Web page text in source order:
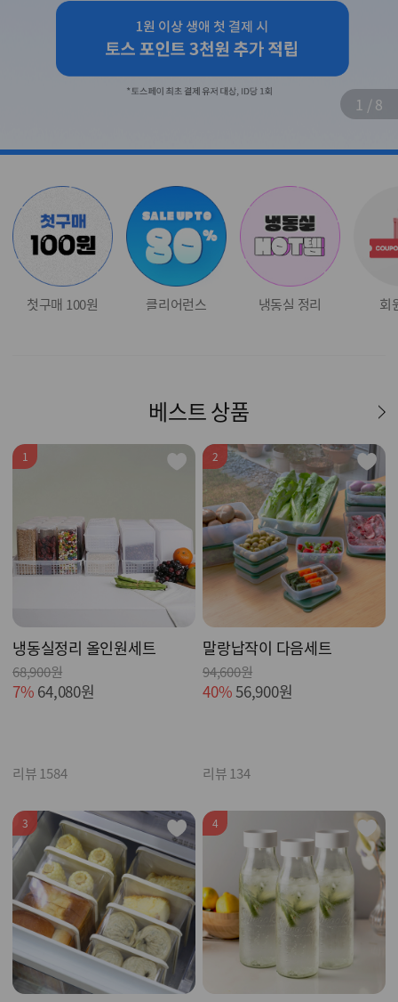
1 /8
첫구매 100원 클리어런스 냉동실 정리 회
베스트 상품
1
냉동실정리 올인원세트
68,900원
7% 64,080원
리뷰 1584
2
말랑납작이 다음세트
94,600원
40%56,900원
리뷰 134
3 4